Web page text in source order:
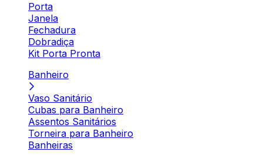
Porta
Janela
Fechadura
Dobradiça
Kit Porta Pronta
Banheiro
Vaso Sanitário
Cubas para Banheiro
Assentos Sanitários
Torneira para Banheiro
Banheiras